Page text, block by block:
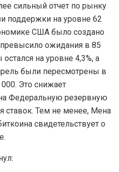
сильный отчет по рынку
поддержки на уровне 62
США было создано
превысило ожидания в 85
на уровне 4,3%, а
были пересмотрены в
Это снижает
Федеральную резервную
ставок. Тем не менее, Мена
свидетельствует о